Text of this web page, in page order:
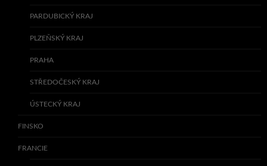
PARDUBICKÝ KRAJ
PLZEŇSKÝ KRAJ
PRAHA
STŘEDOČESKÝ KRAJ
ÚSTECKÝ KRAJ
FINSKO
FRANCIE